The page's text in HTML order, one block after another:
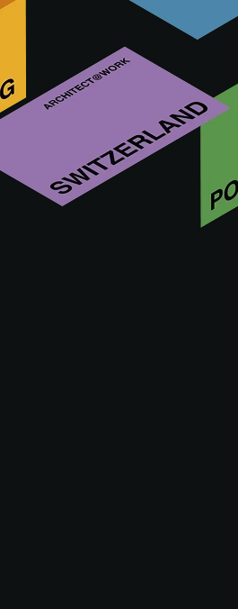
van de Sto-groep, is
in thermische isolatie. Met een
en systemen werkt Sto NV